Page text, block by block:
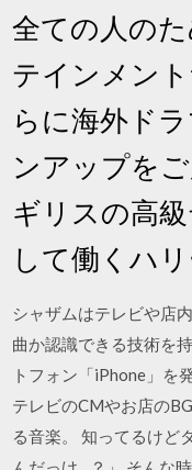
全ての人の
テインメン
らに海外ド
ンアップを
ギリスの高
して働くハ
シャザムはテレビや店
曲か認識できる技術を
トフォン「iPhone」を
テレビのCMやお店の
る音楽。 知ってるけど